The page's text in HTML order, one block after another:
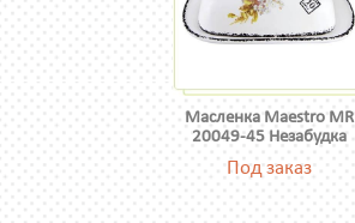
Масленка Maestro MR
20049-45 Незабудка
Под заказ